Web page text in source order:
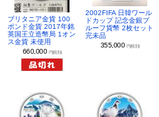
ブリタニア金貨 100
ポンド金貨 2017年銘
英国王立造幣局 1オン
ス金貨 未使用
660,000 円(税別)
2002FIFA 日韓ワール
ドカップ 記念金銀プ
ルーフ貨幣 2枚セット
完未品
355,000 円(税別)